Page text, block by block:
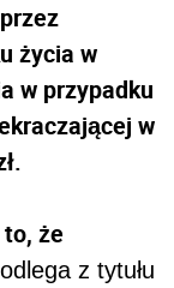
życia w
w przypadku
w
że
z tytułu